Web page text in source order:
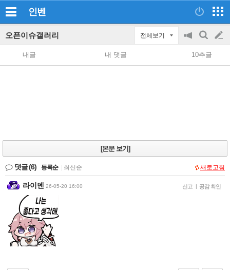
인벤
오픈이슈갤러리 전체보기
공
지
on/off
검
색
글
쓰
내글 내 댓글 10추글
[본문 보기]
댓글(6) 등록순 최신순 새로고침
라이덴 26-05-20 16:00 신고 | 공감 확인